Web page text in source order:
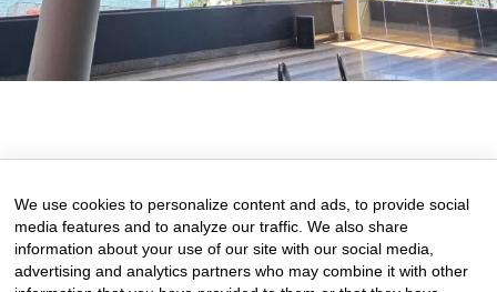
We use cookies to personalize content and ads, to provide social
media features and to analyze our traffic. We also share
information about your use of our site with our social media,
advertising and analytics partners who may combine it with other